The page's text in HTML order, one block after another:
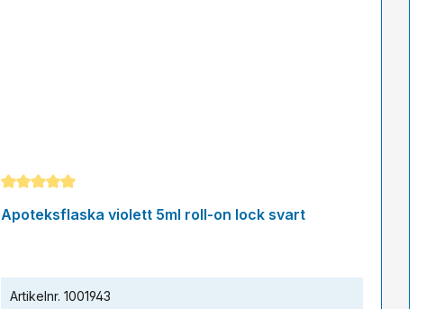
Genomsnittligt betyg på 5 av 5 stjärnor
Apoteksflaska violett 5ml roll-on lock svart
Artikelnr. 1001943